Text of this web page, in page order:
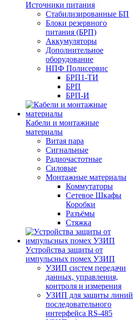
Источники питания
Стабилизированные БП
Блоки резервного
питания (БРП)
Аккумуляторы
Дополнительное
оборудование
НПФ Полисервис
БРП1-ТИ
БРП
БРП-И
Кабели и монтажные
материалы
Витая пара
Сигнальные
Радиочастотные
Силовые
Монтажные материалы
Коммутаторы
Сетевое Шкафы
Коробки
Разъёмы
Стяжка
Уcтройства защиты от
импульсных помех УЗИП
УЗИП систем передачи
данных, управления,
контроля и измерения
УЗИП для защиты линий
последовательного
интерфейса RS-485